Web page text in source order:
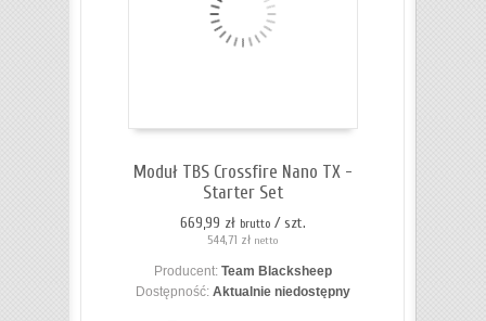
Moduł TBS Crossfire Nano TX -
Starter Set
669,99 zł brutto / szt.
544,71 zł netto
Producent: Team Blacksheep
Dostępność: Aktualnie niedostępny